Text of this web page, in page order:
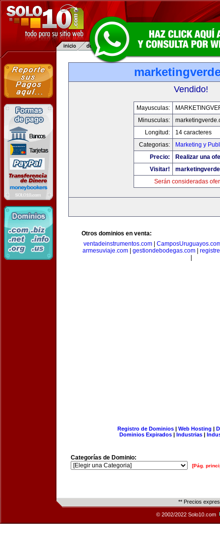
Vendido!
Mayusculas:
Minusculas:
Longitud:
14 caracteres
Categorias:
Marketing y
Precio:
Realizar una
Visitar!
Serán consideradas
Otros dominios en venta:
ventadeinstrumentos.com
armesuviaje.com| gestiondebodegas.com|
Registro de Dominios| Web Hosting |
Dominios Expirados | Industrias |
Categorías de Dominio:
[Pág.
** Precios
© 2002/2022 Solo10.com